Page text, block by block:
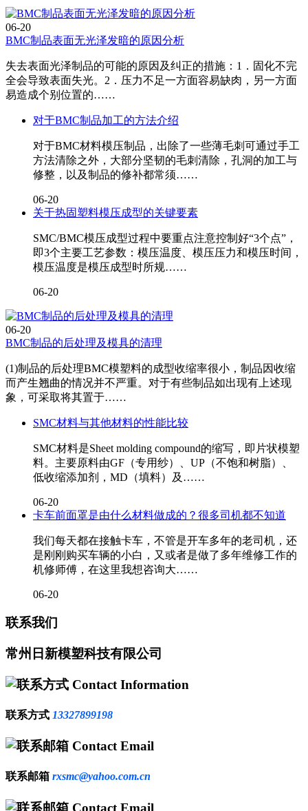
06-20
BMC制品表面无光泽发暗的原因分析
失去表面光泽制品的可能的原因及纠正的措施：1．固化不完
全会导致表面失光。2．压力不足一方面容易缺肉，另一方面
易造成个别位置的……
对于BMC制品加工的方法介绍
对于BMC材料模压制品，出除了一些薄毛刺可通过手工
方法清除之外，大部分坚韧的毛刺清除，孔洞的加工与
修整，以及制品的修补都常须……
06-20
关于热固塑料模压成型的关键要素
SMC/BMC模压成型过程中要重点注意控制好“3个点”，
即3个主要工艺参数：模压温度、模压压力和模压时间，
模压温度是模压成型时所规……
06-20
06-20
BMC制品的后处理及模具的清理
(1)制品的后处理BMC模塑料的成型收缩率很小，制品因收缩
而产生翘曲的情况并不严重。对于有些制品如出现有上述现
象，可采取将其置于……
SMC材料与其他材料的性能比较
SMC材料是Sheet molding compound的缩写，即片状模塑
料。主要原料由GF（专用纱）、UP（不饱和树脂）、
低收缩添加剂，MD（填料）及……
06-20
卡车前面罩是由什么材料做成的？很多司机都不知道
我们每天都在接触卡车，不管是开车多年的老司机，还
是刚刚购买车辆的小白，又或者是做了多年维修工作的
机修师傅，在这里我想咨询大……
06-20
联系我们
常州日新模塑科技有限公司
Contact Information
联系方式 13327899198
Contact Email
联系邮箱 rxsmc@yahoo.com.cn
Contact Email